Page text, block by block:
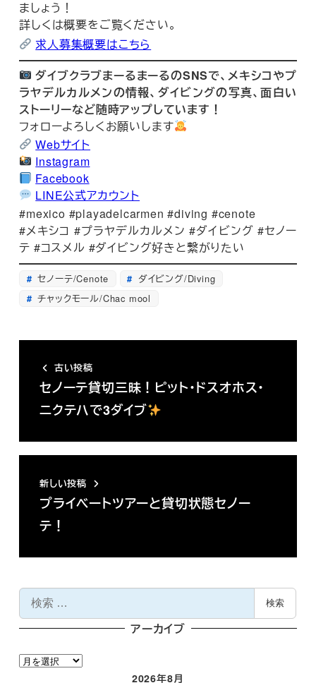
ましょう！
詳しくは概要をご覧ください。
求人募集概要はこちら
ダイブクラブまーるまーるのSNSで、メキシコやプ
ラヤデルカルメンの情報、ダイビングの写真、面白い
ストーリーなど随時アップしています！
フォローよろしくお願いします
Webサイト
Instagram
Facebook
LINE公式アカウント
#mexico #playadelcarmen #diving #cenote
#メキシコ #プラヤデルカルメン #ダイビング #セノー
テ #コスメル #ダイビング好きと繋がりたい
セノーテ/Cenote
ダイビング/Diving
チャックモール/Chac mool
古い投稿
セノーテ貸切三昧！ピット・ドスオホス・
ニクテハで3ダイブ
新しい投稿
プライベートツアーと貸切状態セノー
テ！
検
索
検索
アーカイブ
ア
2026年8月